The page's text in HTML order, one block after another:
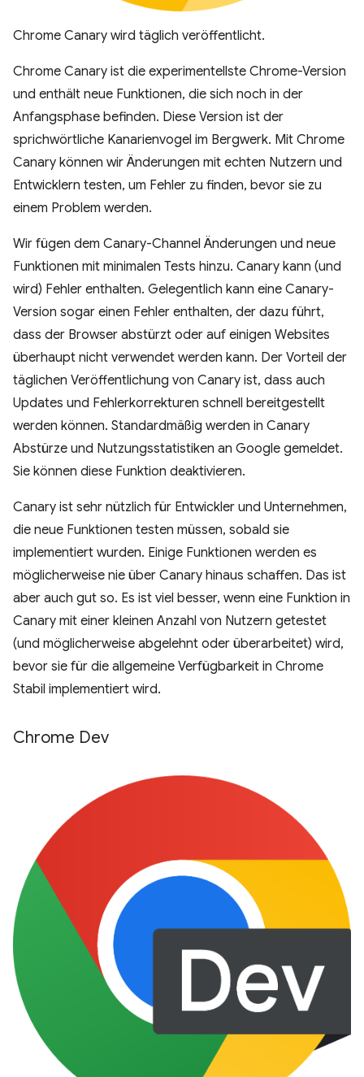
Chrome Canary wird täglich veröffentlicht.
Chrome Canary ist die experimentellste Chrome-Version
und enthält neue Funktionen, die sich noch in der
Anfangsphase befinden. Diese Version ist der
sprichwörtliche Kanarienvogel im Bergwerk. Mit Chrome
Canary können wir Änderungen mit echten Nutzern und
Entwicklern testen, um Fehler zu finden, bevor sie zu
einem Problem werden.
Wir fügen dem Canary-Channel Änderungen und neue
Funktionen mit minimalen Tests hinzu. Canary kann (und
wird) Fehler enthalten. Gelegentlich kann eine Canary-
Version sogar einen Fehler enthalten, der dazu führt,
dass der Browser abstürzt oder auf einigen Websites
überhaupt nicht verwendet werden kann. Der Vorteil der
täglichen Veröffentlichung von Canary ist, dass auch
Updates und Fehlerkorrekturen schnell bereitgestellt
werden können. Standardmäßig werden in Canary
Abstürze und Nutzungsstatistiken an Google gemeldet.
Sie können diese Funktion deaktivieren.
Canary ist sehr nützlich für Entwickler und Unternehmen,
die neue Funktionen testen müssen, sobald sie
implementiert wurden. Einige Funktionen werden es
möglicherweise nie über Canary hinaus schaffen. Das ist
aber auch gut so. Es ist viel besser, wenn eine Funktion in
Canary mit einer kleinen Anzahl von Nutzern getestet
(und möglicherweise abgelehnt oder überarbeitet) wird,
bevor sie für die allgemeine Verfügbarkeit in Chrome
Stabil implementiert wird.
Chrome Dev